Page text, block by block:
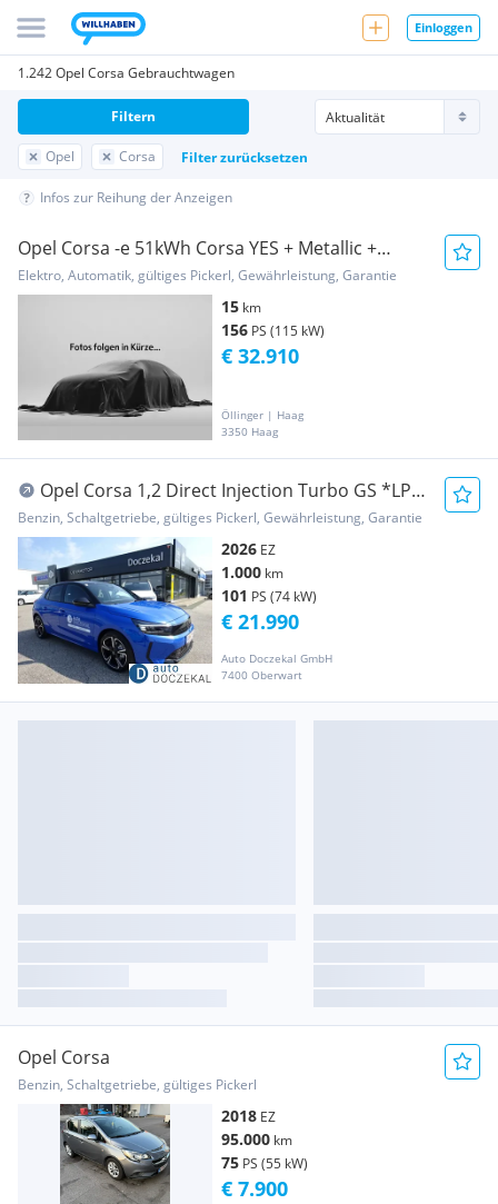
Einloggen
1.242 Opel Corsa Gebrauchtwagen
Opel Corsa Filter zurücksetzen
Filtern
Infos zur Reihung der Anzeigen
Opel Corsa -e 51kWh Corsa YES + Metallic +
Winter Paket!
Elektro, Automatik, gültiges Pickerl, Gewährleistung, Garantie
15 km
156 PS (115 kW)
Öllinger | Haag
3350 Haag
€ 32.910
Opel Corsa 1,2 Direct Injection Turbo GS *LP
27.72...
Benzin, Schaltgetriebe, gültiges Pickerl, Gewährleistung, Garantie
2026 EZ
1.000 km
101 PS (74 kW)
Auto Doczekal GmbH
7400 Oberwart
€ 21.990
Opel Corsa
Benzin, Schaltgetriebe, gültiges Pickerl
2018 EZ
95.000 km
75 PS (55 kW)
€ 7.900